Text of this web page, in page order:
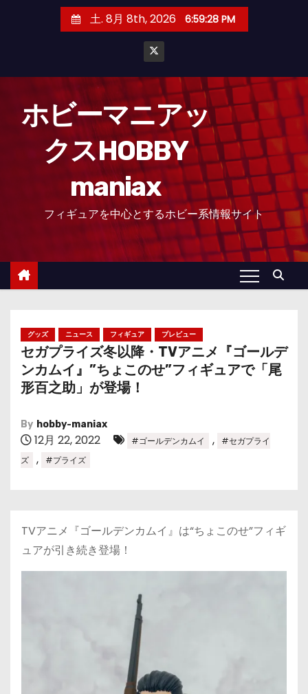
土. 8月 8th, 2026 6:59:29 PM
ホビーマニアッ
クスHOBBY
maniax
フィギュアを中心とするホビー系情報サイト
グッズ ニュース フィギュア プレビュー
セガプライズ冬以降・TVアニメ『ゴールデ
ンカムイ』”ちょこのせ”フィギュアで「尾
形百之助」が登場！
By hobby-maniax
12月 22, 2022 #ゴールデンカムイ ,
#セガプライ
ズ
, #プライズ
TVアニメ『ゴールデンカムイ』は“ちょこのせ”フィギ
ュアが引き続き登場！